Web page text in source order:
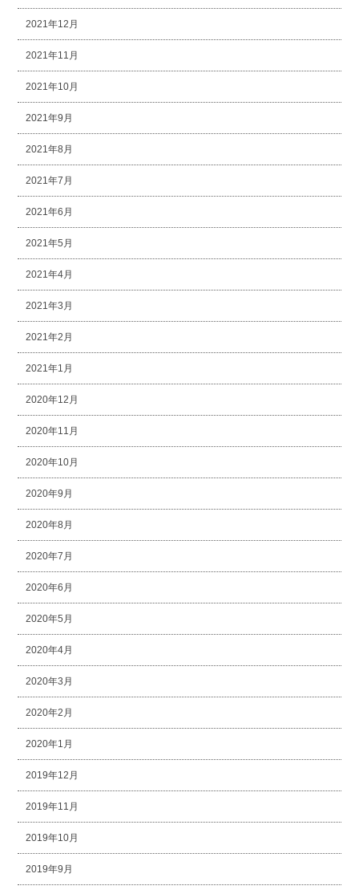
2021年12月
2021年11月
2021年10月
2021年9月
2021年8月
2021年7月
2021年6月
2021年5月
2021年4月
2021年3月
2021年2月
2021年1月
2020年12月
2020年11月
2020年10月
2020年9月
2020年8月
2020年7月
2020年6月
2020年5月
2020年4月
2020年3月
2020年2月
2020年1月
2019年12月
2019年11月
2019年10月
2019年9月